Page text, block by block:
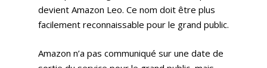
devient Amazon Leo. Ce nom doit être plus
facilement reconnaissable pour le grand public.
Amazon n’a pas communiqué sur une date de